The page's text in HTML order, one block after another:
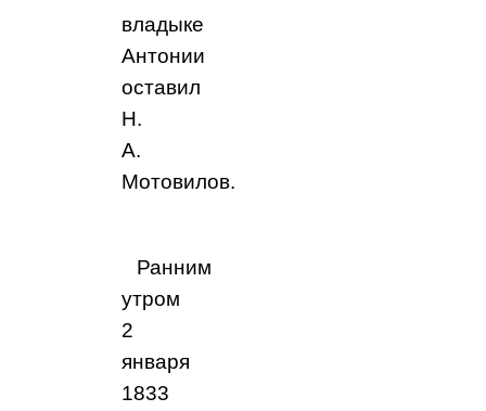
владыке
Антонии
оставил
Н.
А.
Мотовилов.
Ранним
утром
2
января
1833